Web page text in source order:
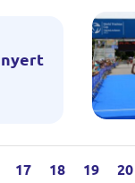
17 18 19 20